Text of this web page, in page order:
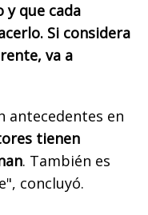
que cada
Si considera
va a
antecedentes en
tienen
. También es
concluyó.